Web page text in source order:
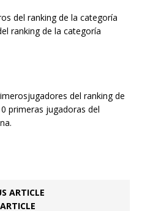
del ranking de la categoría
ranking de la categoría
del ranking de
primeras jugadoras del
ARTICLE